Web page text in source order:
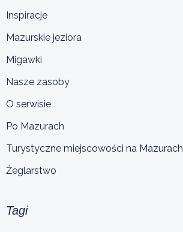
Inspiracje
Mazurskie jeziora
Migawki
Nasze zasoby
O serwisie
Po Mazurach
Turystyczne miejscowości na Mazurach
Żeglarstwo
Tagi